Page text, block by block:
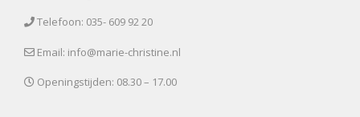
Telefoon: 035- 609 92 20
Email: info@marie-christine.nl
Openingstijden: 08.30 – 17.00